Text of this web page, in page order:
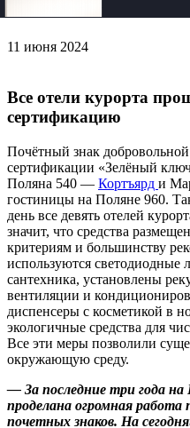
11 июня 2024
Все отели курорта
сертификацию
Почётный знак
сертификации «Зелёный
Поляна 540 — Кортъярд и
гостиницы на Поляне 960.
день все девять отелей
значит, что средства
критериям и большинству
используются светодиодные
сантехника, установлены
вентиляции и
диспенсеры с косметикой в
экологичные средства для
Все эти меры позволили
окружающую среду.
— За последние три года
проделана огромная работа
почетных знаков. На